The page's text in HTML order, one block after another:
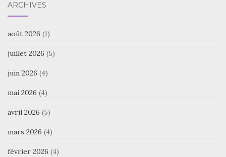
ARCHIVES
août 2026 (1)
juillet 2026 (5)
juin 2026 (4)
mai 2026 (4)
avril 2026 (5)
mars 2026 (4)
février 2026 (4)